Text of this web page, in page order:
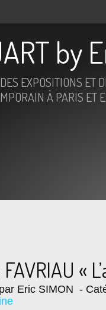
by
EXPOSITIONS ET
À PARIS ET
«
Eric SIMON -